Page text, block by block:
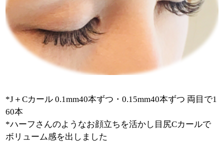
*J＋Cカール 0.1mm40本ずつ・0.15mm40本ずつ 両目で1
60本
*ハーフさんのようなお顔立ちを活かし目尻Cカールで
ボリューム感を出しました